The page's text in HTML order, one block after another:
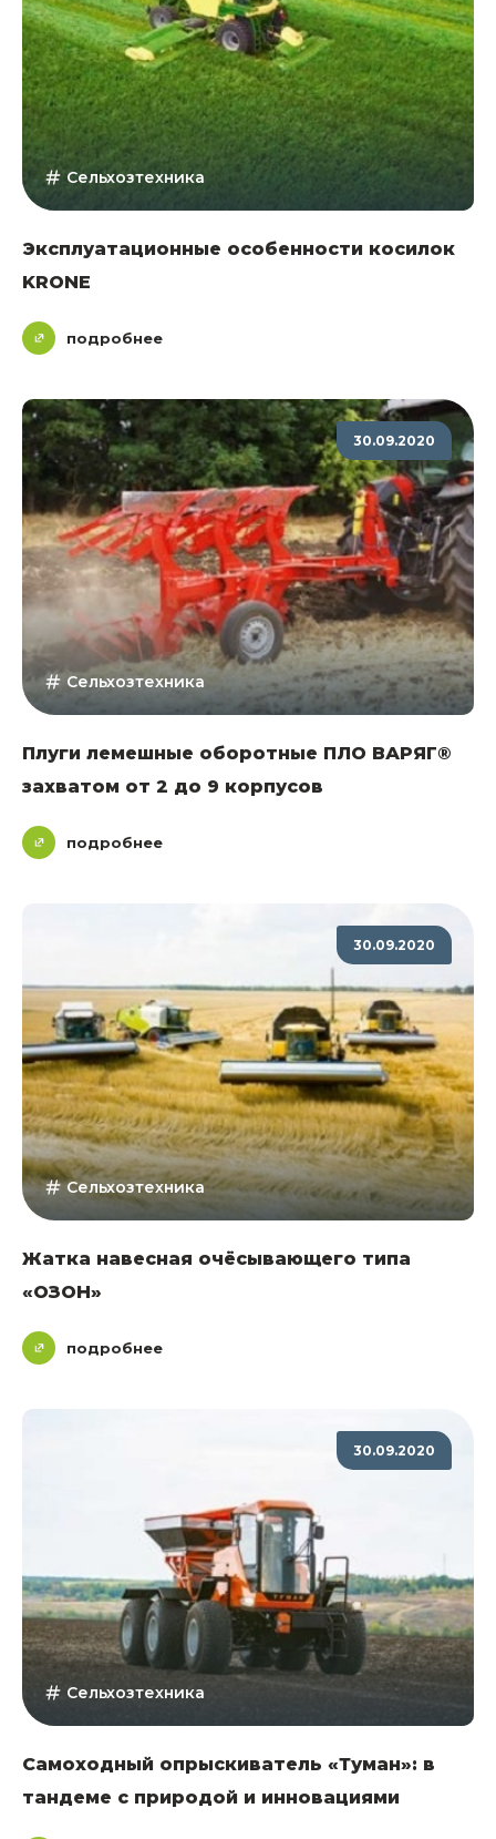
Сельхозтехника
Эксплуатационные особенности косилок
KRONE
подробнее
30.09.2020
Сельхозтехника
Плуги лемешные оборотные ПЛО ВАРЯГ®
захватом от 2 до 9 корпусов
подробнее
30.09.2020
Сельхозтехника
Жатка навесная очёсывающего типа
«ОЗОН»
подробнее
30.09.2020
Сельхозтехника
Самоходный опрыскиватель «Туман»: в
тандеме с природой и инновациями